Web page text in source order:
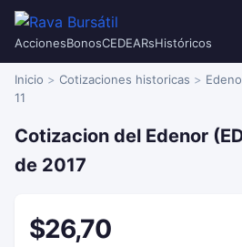
AccionesBonosCEDEARsHistóricos
Inicio Cotizaciones historicas
11
Cotizacion del Edenor
de 2017
$26,70